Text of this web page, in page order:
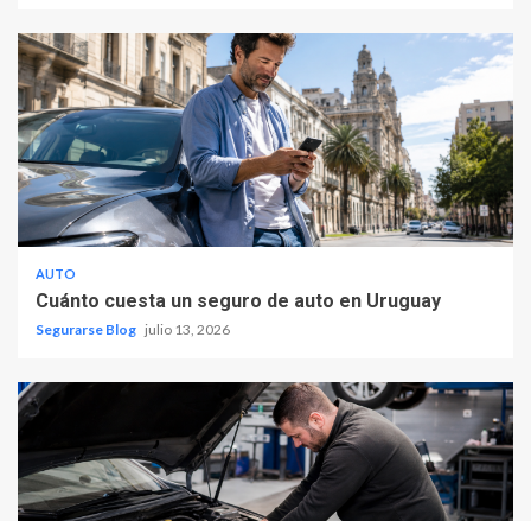
AUTO
Cuánto cuesta un seguro de auto en Uruguay
Segurarse Blog julio 13, 2026